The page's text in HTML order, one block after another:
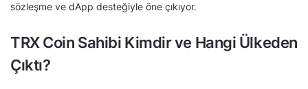
sözleşme ve dApp desteğiyle öne çıkıyor.
TRX Coin Sahibi Kimdir ve Hangi Ülkeden
Çıktı?